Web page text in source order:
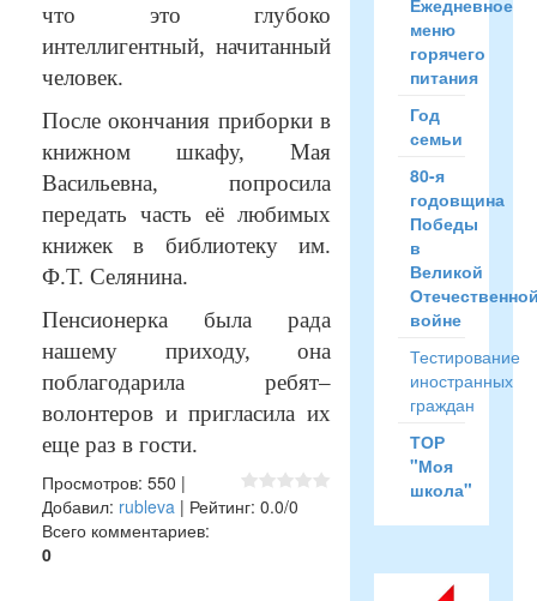
что это глубоко
интеллигентный, начитанный
человек.
После окончания приборки в
книжном шкафу, Мая
Васильевна, попросила
передать часть её любимых
книжек в библиотеку им.
Ф.Т. Селянина.
Пенсионерка была рада
нашему приходу, она
поблагодарила ребят–
волонтеров и пригласила их
еще раз в гости.
Просмотров: 550 |
Добавил: rubleva | Рейтинг: 0.0/0
Всего комментариев:
0
Ежедневное
меню
горячего
питания
Год
семьи
80-я
годовщина
Победы
в
Великой
войне
Тестирование
иностранных
граждан
ТОР
"Моя
школа"